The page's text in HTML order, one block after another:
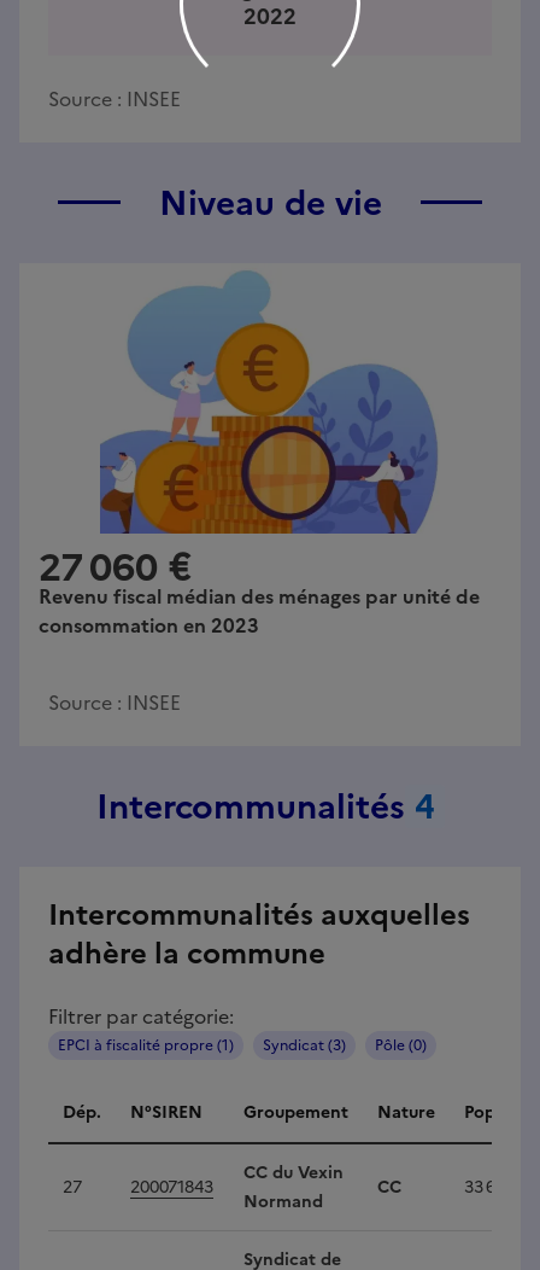
2022
Source : INSEE
Niveau de vie
27 060 €
Revenu fiscal médian des ménages par unité de
consommation en 2023
Source : INSEE
Intercommunalités 4
Intercommunalités auxquelles
adhère la commune
Filtrer par catégorie:
EPCI à fiscalité propre (1) Syndicat (3) Pôle (0)
Intercommunalités
Dép. N°SIREN Groupement Nature
27 200071843
CC du Vexin
Normand
CC 33 679
Syndicat de